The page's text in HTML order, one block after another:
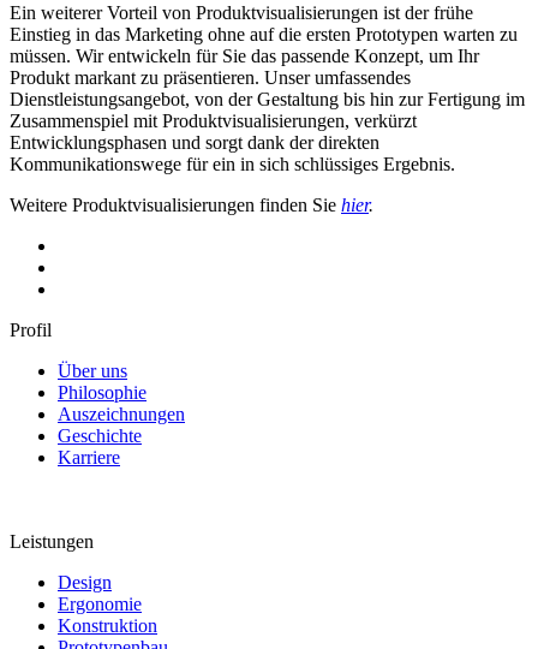
Ein weiterer Vorteil von Produktvisualisierungen ist der frühe
Einstieg in das Marketing ohne auf die ersten Prototypen warten zu
müssen. Wir entwickeln für Sie das passende Konzept, um Ihr
Produkt markant zu präsentieren. Unser umfassendes
Dienstleistungsangebot, von der Gestaltung bis hin zur Fertigung im
Zusammenspiel mit Produktvisualisierungen, verkürzt
Entwicklungsphasen und sorgt dank der direkten
Kommunikationswege für ein in sich schlüssiges Ergebnis.
Weitere Produktvisualisierungen finden Sie hier.
Profil
Über uns
Philosophie
Auszeichnungen
Geschichte
Karriere
Leistungen
Design
Ergonomie
Konstruktion